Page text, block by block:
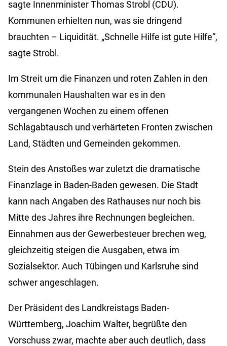
sagte Innenminister Thomas Strobl (CDU).
Kommunen erhielten nun, was sie dringend
brauchten – Liquidität. „Schnelle Hilfe ist gute Hilfe“,
sagte Strobl.
Im Streit um die Finanzen und roten Zahlen in den
kommunalen Haushalten war es in den
vergangenen Wochen zu einem offenen
Schlagabtausch und verhärteten Fronten zwischen
Land, Städten und Gemeinden gekommen.
Stein des Anstoßes war zuletzt die dramatische
Finanzlage in Baden-Baden gewesen. Die Stadt
kann nach Angaben des Rathauses nur noch bis
Mitte des Jahres ihre Rechnungen begleichen.
Einnahmen aus der Gewerbesteuer brechen weg,
gleichzeitig steigen die Ausgaben, etwa im
Sozialsektor. Auch Tübingen und Karlsruhe sind
schwer angeschlagen.
Der Präsident des Landkreistags Baden-
Württemberg, Joachim Walter, begrüßte den
Vorschuss zwar, machte aber auch deutlich, dass